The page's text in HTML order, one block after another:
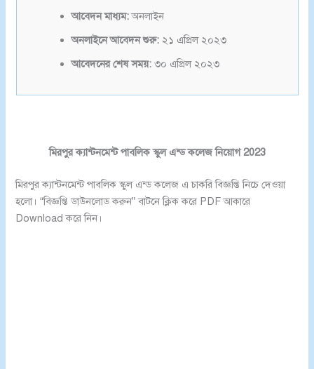
আবেদন মাধ্যম:অনলাইন
অনলাইনে আবেদন শুরু: ২১ এপ্রিল ২০২৩
আবেদনের শেষ সময়: ৩০ এপ্রিল ২০২৩
মিরপুর ক্যান্টনমেন্ট পাবলিক স্কুল এন্ড কলেজ নিয়োগ 2023
মিরপুর ক্যান্টনমেন্ট পাবলিক স্কুল এন্ড কলেজ এ চাকরি বিজ্ঞপ্তি নিচে দেওয়া
হলো। “বিজ্ঞপ্তি ডাউনলোড করুন” বাটনে ক্লিক করে PDF আকারে
Download করে নিন।